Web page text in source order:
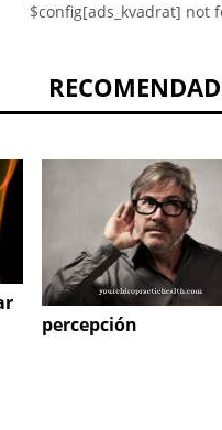
$config[ads_kvadrat] not
percepción